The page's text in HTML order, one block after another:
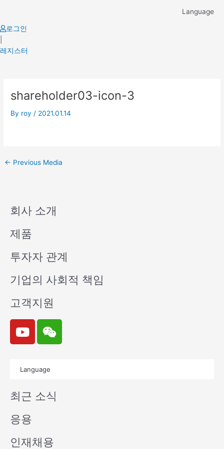
content
Language
로그인
레지스터
shareholder03-icon-3
By roy / 2021.01.14
navigation
← Previous Media
회사 소개
제품
투자자 관계
기업의 사회적 책임
고객지원
Y
o
u
e
W
e
i
n
Language
최근 소식
응용
인재채용